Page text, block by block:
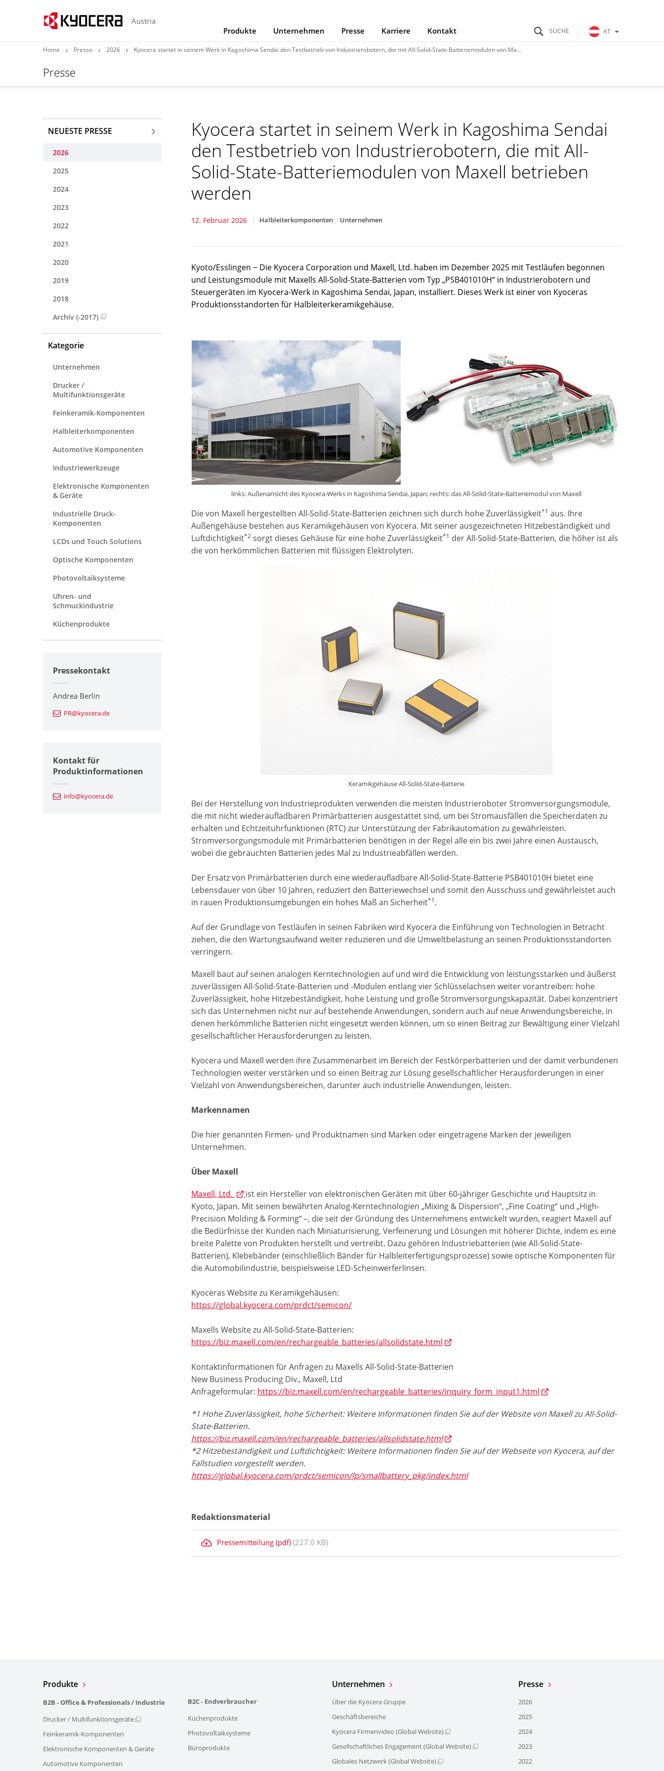
Austria
Produkte
Unternehmen Presse Karriere Kontakt AT
Home Presse 2026 Kyocera startet in seinem Werk in Kagoshima Sendai den Testbetrieb von Industrierobotern, die mit All-Solid-State-Batteriemodulen von Maxell betrieben werden
Presse
Kyocera startet in seinem Werk in Kagoshima Sendai
den Testbetrieb von Industrierobotern, die mit All-
Solid-State-Batteriemodulen von Maxell betrieben
werden
12. Februar 2026 Halbleiterkomponenten Unternehmen
Kyoto/Esslingen − Die Kyocera Corporation und Maxell, Ltd. haben im Dezember 2025 mit Testläufen begonnen
und Leistungsmodule mit Maxells All-Solid-State-Batterien vom Typ „PSB401010H“ in Industrierobotern und
Steuergeräten im Kyocera-Werk in Kagoshima Sendai, Japan, installiert. Dieses Werk ist einer von Kyoceras
Produktionsstandorten für Halbleiterkeramikgehäuse.
links: Außenansicht des Kyocera-Werks in Kagoshima Sendai, Japan; rechts: das All-Solid-State-Batteriemodul von Maxell
Die von Maxell hergestellten All-Solid-State-Batterien zeichnen sich durch hohe Zuverlässigkeit*1 aus. Ihre
Außengehäuse bestehen aus Keramikgehäusen von Kyocera. Mit seiner ausgezeichneten Hitzebeständigkeit und
Luftdichtigkeit*2 sorgt dieses Gehäuse für eine hohe Zuverlässigkeit*1 der All-Solid-State-Batterien, die höher ist als
die von herkömmlichen Batterien mit flüssigen Elektrolyten.
Keramikgehäuse All-Solid-State-Batterie
Bei der Herstellung von Industrieprodukten verwenden die meisten Industrieroboter Stromversorgungsmodule,
die mit nicht wiederaufladbaren Primärbatterien ausgestattet sind, um bei Stromausfällen die Speicherdaten zu
erhalten und Echtzeituhrfunktionen (RTC) zur Unterstützung der Fabrikautomation zu gewährleisten.
Stromversorgungsmodule mit Primärbatterien benötigen in der Regel alle ein bis zwei Jahre einen Austausch,
wobei die gebrauchten Batterien jedes Mal zu Industrieabfällen werden.
Der Ersatz von Primärbatterien durch eine wiederaufladbare All-Solid-State-Batterie PSB401010H bietet eine
Lebensdauer von über 10 Jahren, reduziert den Batteriewechsel und somit den Ausschuss und gewährleistet auch
in rauen Produktionsumgebungen ein hohes Maß an Sicherheit*1.
Auf der Grundlage von Testläufen in seinen Fabriken wird Kyocera die Einführung von Technologien in Betracht
ziehen, die den Wartungsaufwand weiter reduzieren und die Umweltbelastung an seinen Produktionsstandorten
verringern.
Maxell baut auf seinen analogen Kerntechnologien auf und wird die Entwicklung von leistungsstarken und äußerst
zuverlässigen All-Solid-State-Batterien und -Modulen entlang vier Schlüsselachsen weiter vorantreiben: hohe
Zuverlässigkeit, hohe Hitzebeständigkeit, hohe Leistung und große Stromversorgungskapazität. Dabei konzentriert
sich das Unternehmen nicht nur auf bestehende Anwendungen, sondern auch auf neue Anwendungsbereiche, in
denen herkömmliche Batterien nicht eingesetzt werden können, um so einen Beitrag zur Bewältigung einer Vielzahl
gesellschaftlicher Herausforderungen zu leisten.
Kyocera und Maxell werden ihre Zusammenarbeit im Bereich der Festkörperbatterien und der damit verbundenen
Technologien weiter verstärken und so einen Beitrag zur Lösung gesellschaftlicher Herausforderungen in einer
Vielzahl von Anwendungsbereichen, darunter auch industrielle Anwendungen, leisten.
Markennamen
Die hier genannten Firmen- und Produktnamen sind Marken oder eingetragene Marken der jeweiligen
Unternehmen.
Über Maxell
Maxell, Ltd.
ist ein Hersteller von elektronischen Geräten mit über 60-jähriger Geschichte und Hauptsitz in
Kyoto, Japan. Mit seinen bewährten Analog-Kerntechnologien „Mixing & Dispersion“, „Fine Coating“ und „High-
Precision Molding & Forming“ –, die seit der Gründung des Unternehmens entwickelt wurden, reagiert Maxell auf
die Bedürfnisse der Kunden nach Miniaturisierung, Verfeinerung und Lösungen mit höherer Dichte, indem es eine
breite Palette von Produkten herstellt und vertreibt. Dazu gehören Industriebatterien (wie All-Solid-State-
Batterien), Klebebänder (einschließlich Bänder für Halbleiterfertigungsprozesse) sowie optische Komponenten für
die Automobilindustrie, beispielsweise LED-Scheinwerferlinsen.
Kyoceras Website zu Keramikgehäusen:
https://global.kyocera.com/prdct/semicon/
Maxells Website zu All-Solid-State-Batterien:
https://biz.maxell.com/en/rechargeable_batteries/allsolidstate.html
Kontaktinformationen für Anfragen zu Maxells All-Solid-State-Batterien
New Business Producing Div., Maxell, Ltd
Anfrageformular: https://biz.maxell.com/en/rechargeable_batteries/inquiry_form_input1.html
*1 Hohe Zuverlässigkeit, hohe Sicherheit: Weitere Informationen finden Sie auf der Website von Maxell zu All-Solid-
State-Batterien.
https://biz.maxell.com/en/rechargeable_batteries/allsolidstate.html
*2 Hitzebeständigkeit und Luftdichtigkeit: Weitere Informationen finden Sie auf der Webseite von Kyocera, auf der
Fallstudien vorgestellt werden.
https://global.kyocera.com/prdct/semicon/lp/smallbattery_pkg/index.html
Redaktionsmaterial
Pressemitteilung (pdf) (227.0 KB)
NEUESTE PRESSE
2026
2025
2024
2023
2022
2021
2020
2019
2018
Archiv (-2017)
Kategorie
Unternehmen
Drucker /
Multifunktionsgeräte
Feinkeramik-Komponenten
Halbleiterkomponenten
Automotive Komponenten
Industriewerkzeuge
Elektronische Komponenten
& Geräte
Industrielle Druck-
Komponenten
LCDs und Touch Solutions
Optische Komponenten
Photovoltaiksysteme
Uhren- und
Schmuckindustrie
Küchenprodukte
Pressekontakt
Andrea Berlin
PR@kyocera.de
Kontakt für
Produktinformationen
info@kyocera.de
Produkte
B2B - Office & Professionals / Industrie
Drucker / Multifunktionsgeräte
Feinkeramik-Komponenten
Elektronische Komponenten & Geräte
Automotive Komponenten
B2C - Endverbraucher
Küchenprodukte
Photovoltaiksysteme
Büroprodukte
Unternehmen
Über die Kyocera Gruppe
Geschäftsbereiche
Kyocera Firmenvideo (Global Website)
Gesellschaftliches Engagement (Global Website)
Globales Netzwerk (Global Website)
Presse
2026
2025
2024
2023
2022